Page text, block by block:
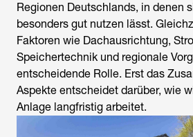
Regionen Deutschlands, in denen
besonders gut nutzen lässt.
Faktoren wie Dachausrichtung,
Speichertechnik und regionale
entscheidende Rolle. Erst das
Aspekte entscheidet darüber, wie
Anlage langfristig arbeitet.